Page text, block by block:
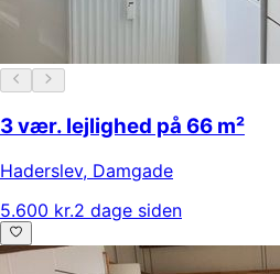
3 vær. lejlighed på 66 m²
Haderslev, Damgade
5.600 kr.2 dage siden